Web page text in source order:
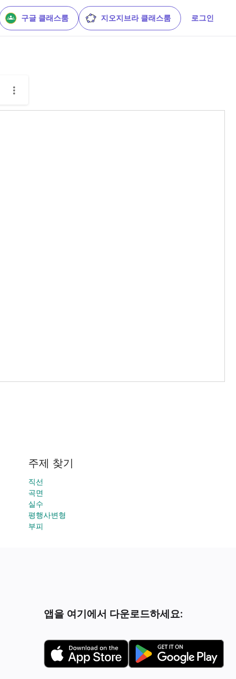
구글 클래스룸 지오지브라 클래스룸 로그인
주제 찾기
직선
곡면
실수
평행사변형
부피
앱을 여기에서 다운로드하세요: